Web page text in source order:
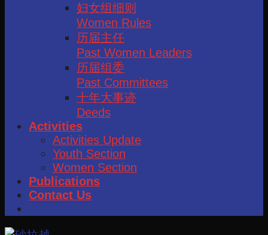
妇女组细则
Women Rules
历届主任
Past Women Leaders
历届组委
Past Committees
十年大事迹
Deeds
Activities
Activities Update
Youth Section
Women Section
Publications
Contact Us